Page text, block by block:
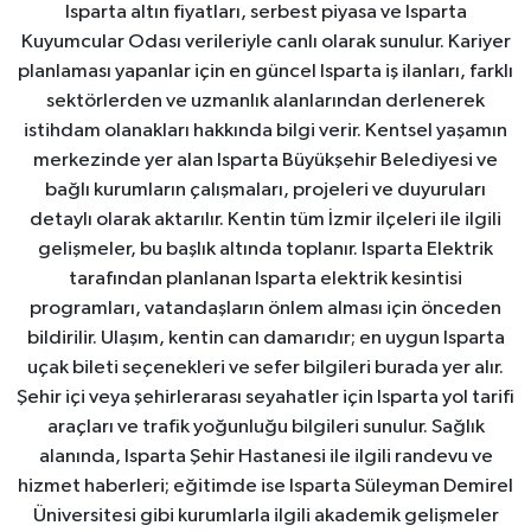
Isparta altın fiyatları, serbest piyasa ve Isparta
Kuyumcular Odası verileriyle canlı olarak sunulur. Kariyer
planlaması yapanlar için en güncel Isparta iş ilanları, farklı
sektörlerden ve uzmanlık alanlarından derlenerek
istihdam olanakları hakkında bilgi verir. Kentsel yaşamın
merkezinde yer alan Isparta Büyükşehir Belediyesi ve
bağlı kurumların çalışmaları, projeleri ve duyuruları
detaylı olarak aktarılır. Kentin tüm İzmir ilçeleri ile ilgili
gelişmeler, bu başlık altında toplanır. Isparta Elektrik
tarafından planlanan Isparta elektrik kesintisi
programları, vatandaşların önlem alması için önceden
bildirilir. Ulaşım, kentin can damarıdır; en uygun Isparta
uçak bileti seçenekleri ve sefer bilgileri burada yer alır.
Şehir içi veya şehirlerarası seyahatler için Isparta yol tarifi
araçları ve trafik yoğunluğu bilgileri sunulur. Sağlık
alanında, Isparta Şehir Hastanesi ile ilgili randevu ve
hizmet haberleri; eğitimde ise Isparta Süleyman Demirel
Üniversitesi gibi kurumlarla ilgili akademik gelişmeler